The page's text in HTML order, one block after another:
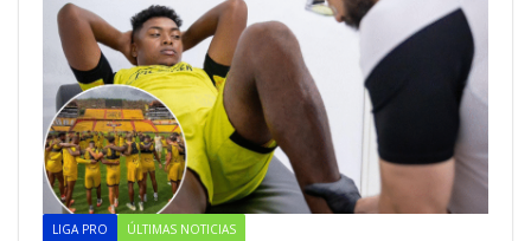
LIGA PRO ÚLTIMAS NOTICIAS